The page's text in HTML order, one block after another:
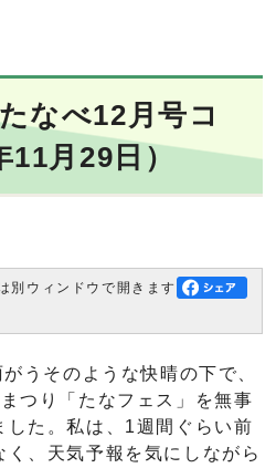
なべ12月号コ
11月29日）
別ウィンドウで開きます
うそのような快晴の下で、
つり「たなフェス」を無事
した。私は、1週間ぐらい前
、天気予報を気にしながら